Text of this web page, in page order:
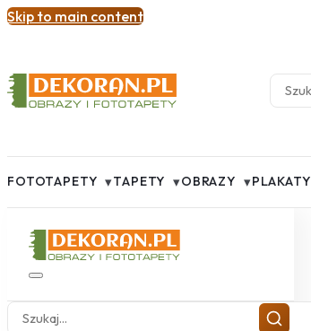
Skip to main content
FOTOTAPETY ▾TAPETY ▾OBRAZY ▾PLAKATY